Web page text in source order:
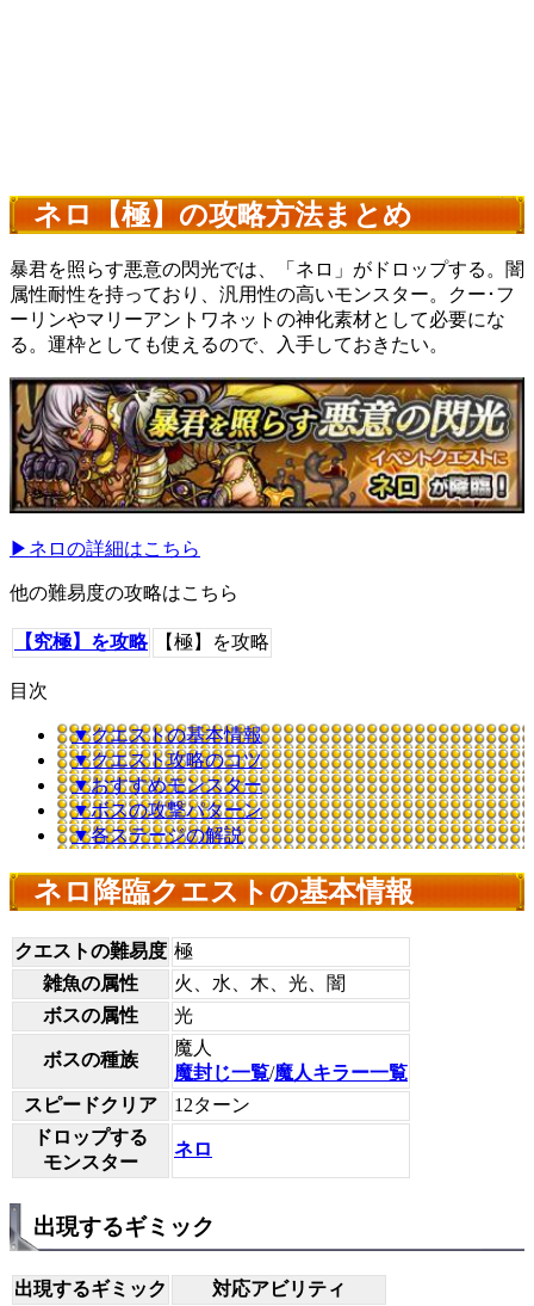
ネロ【極】の攻略方法まとめ
暴君を照らす悪意の閃光では、「ネロ」がドロップする。闇
属性耐性を持っており、汎用性の高いモンスター。クー･フ
ーリンやマリーアントワネットの神化素材として必要にな
る。運枠としても使えるので、入手しておきたい。
▶ネロの詳細はこちら
他の難易度の攻略はこちら
【究極】を攻略 【極】を攻略
目次
▼クエストの基本情報
▼クエスト攻略のコツ
▼おすすめモンスター
▼ボスの攻撃パターン
▼各ステージの解説
ネロ降臨クエストの基本情報
クエストの難易度 極
雑魚の属性
火、水、木、光、闇
ボスの属性
光
ボスの種族
魔人
魔封じ一覧/魔人キラー一覧
スピードクリア
12ターン
ドロップする
モンスター
ネロ
出現するギミック
出現するギミック
対応アビリティ